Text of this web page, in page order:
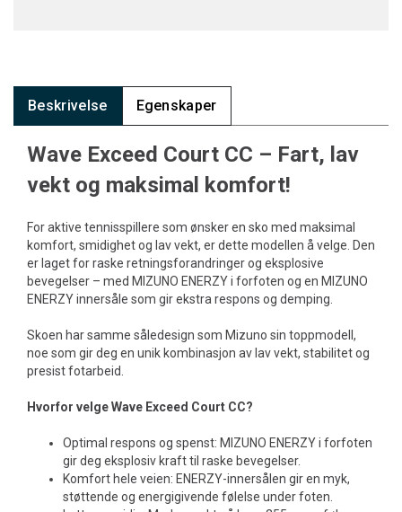
Beskrivelse Egenskaper
Wave Exceed Court CC – Fart, lav
vekt og maksimal komfort!
For aktive tennisspillere som ønsker en sko med maksimal
komfort, smidighet og lav vekt, er dette modellen å velge. Den
er laget for raske retningsforandringer og eksplosive
bevegelser – med MIZUNO ENERZY i forfoten og en MIZUNO
ENERZY innersåle som gir ekstra respons og demping.
Skoen har samme såledesign som Mizuno sin toppmodell,
noe som gir deg en unik kombinasjon av lav vekt, stabilitet og
presist fotarbeid.
Hvorfor velge Wave Exceed Court CC?
Optimal respons og spenst: MIZUNO ENERZY i forfoten
gir deg eksplosiv kraft til raske bevegelser.
Komfort hele veien: ENERZY-innersålen gir en myk,
støttende og energigivende følelse under foten.